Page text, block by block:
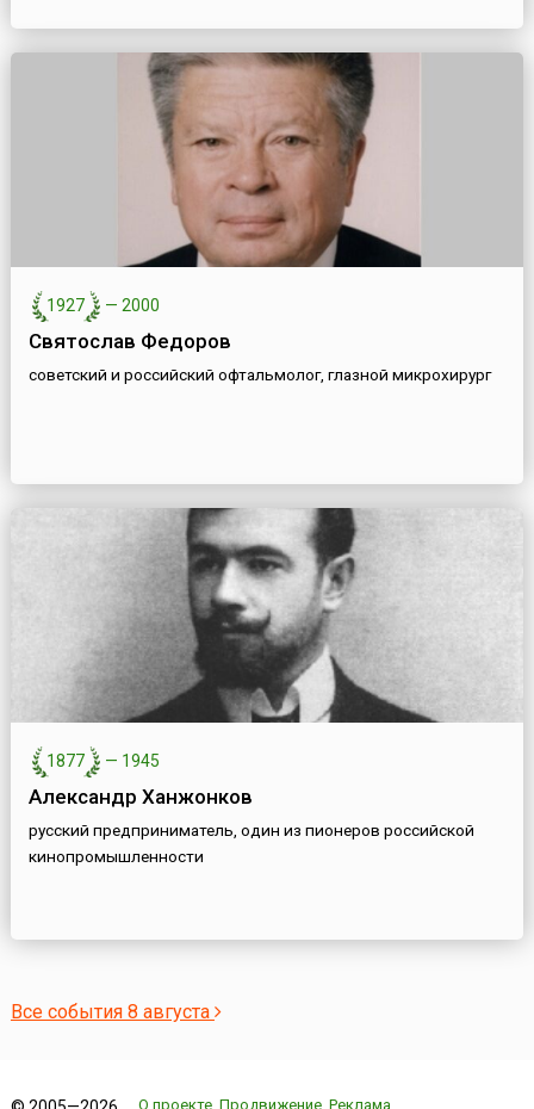
1927 — 2000
Святослав Федоров
советский и российский офтальмолог, глазной микрохирург
1877 — 1945
Александр Ханжонков
русский предприниматель, один из пионеров российской
кинопромышленности
Все события 8 августа
О проекте Продвижение Реклама